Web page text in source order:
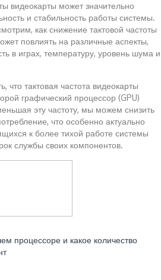
видеокарты может значительно
и стабильность работы системы.
как снижение тактовой частоты
повлиять на различные аспекты,
в играх, температуру, уровень шума и
что тактовая частота видеокарты
графический процессор (GPU)
эту частоту, мы можем снизить
что особенно актуально
к более тихой работе системы
службы своих компонентов.
процессоре и какое количество